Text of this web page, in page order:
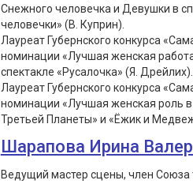
Снежного человечка и Девушки в
человечки» (В. Куприн).
Лауреат Губернского конкурса
номинации «Лучшая женская
спектакле «Русалочка» (Я. Дрейлих).
Лауреат Губернского конкурса
номинации «Лучшая женская роль в
Третьей Планеты» и «Ёжик и
Шарапова Ирина
Ведущий мастер сцены, член Союза